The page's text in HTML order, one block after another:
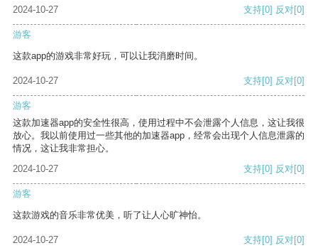
2024-10-27 支持[0] 反对[0]
游客
这款app的游戏非常好玩，可以让我消磨时间。
2024-10-27 支持[0] 反对[0]
游客
这款加速器app的安全性很高，使用过程中不会泄露个人信息，这让我很
放心。我以前使用过一些其他的加速器app，经常会出现个人信息泄露的
情况，这让我非常担心。
2024-10-27
支持[0] 反对[0]
游客
这款游戏的音乐非常优美，听了让人心旷神怡。
2024-10-27 支持[0] 反对[0]